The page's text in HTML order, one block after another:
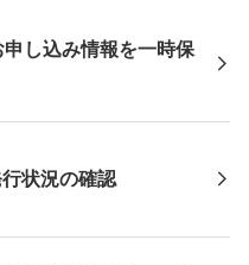
し込み情報を一時保
状況の確認